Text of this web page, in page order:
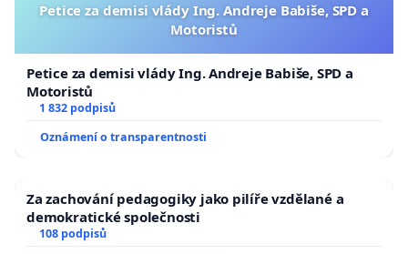
Petice za demisi vlády Ing. Andreje Babiše, SPD a
Motoristů
Petice za demisi vlády Ing. Andreje Babiše, SPD a
Motoristů
1 832 podpisů
Oznámení o transparentnosti
Za zachování pedagogiky jako pilíře vzdělané a
demokratické společnosti
108 podpisů